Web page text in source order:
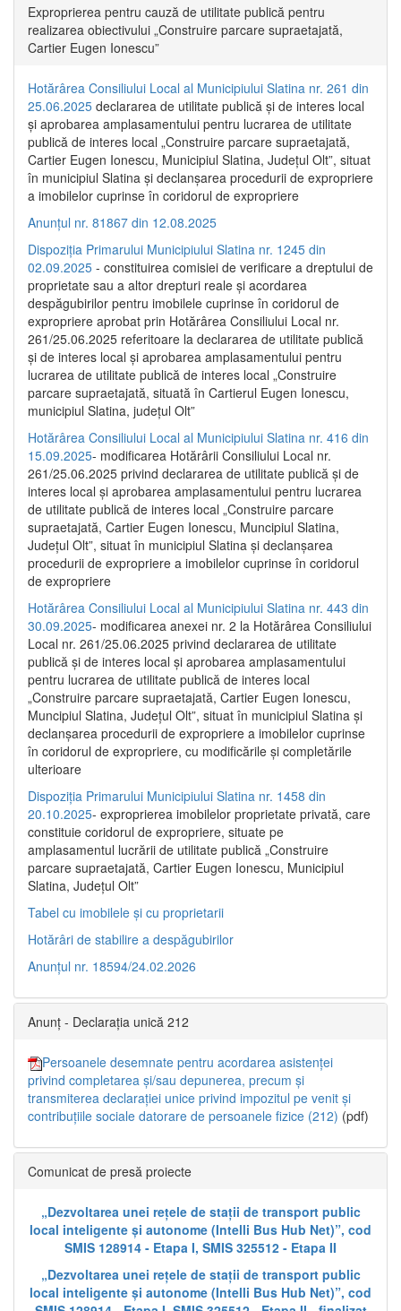
Exproprierea pentru cauză de utilitate publică pentru
realizarea obiectivului „Construire parcare supraetajată,
Cartier Eugen Ionescu”
Hotărârea Consiliului Local al Municipiului Slatina nr. 261 din
25.06.2025 declararea de utilitate publică și de interes local
și aprobarea amplasamentului pentru lucrarea de utilitate
publică de interes local „Construire parcare supraetajată,
Cartier Eugen Ionescu, Municipiul Slatina, Județul Olt”, situat
în municipiul Slatina și declanșarea procedurii de expropriere
a imobilelor cuprinse în coridorul de expropriere
Anunțul nr. 81867 din 12.08.2025
Dispoziția Primarului Municipiului Slatina nr. 1245 din
02.09.2025 - constituirea comisiei de verificare a dreptului de
proprietate sau a altor drepturi reale și acordarea
despăgubirilor pentru imobilele cuprinse în coridorul de
expropriere aprobat prin Hotărârea Consiliului Local nr.
261/25.06.2025 referitoare la declararea de utilitate publică
și de interes local și aprobarea amplasamentului pentru
lucrarea de utilitate publică de interes local „Construire
parcare supraetajată, situată în Cartierul Eugen Ionescu,
municipiul Slatina, județul Olt”
Hotărârea Consiliului Local al Municipiului Slatina nr. 416 din
15.09.2025- modificarea Hotărârii Consiliului Local nr.
261/25.06.2025 privind declararea de utilitate publică și de
interes local și aprobarea amplasamentului pentru lucrarea
de utilitate publică de interes local „Construire parcare
supraetajată, Cartier Eugen Ionescu, Muncipiul Slatina,
Județul Olt”, situat în municipiul Slatina și declanșarea
procedurii de expropriere a imobilelor cuprinse în coridorul
de expropriere
Hotărârea Consiliului Local al Municipiului Slatina nr. 443 din
30.09.2025- modificarea anexei nr. 2 la Hotărârea Consiliului
Local nr. 261/25.06.2025 privind declararea de utilitate
publică şi de interes local şi aprobarea amplasamentului
pentru lucrarea de utilitate publică de interes local
„Construire parcare supraetajată, Cartier Eugen Ionescu,
Muncipiul Slatina, Judeţul Olt”, situat în municipiul Slatina şi
declanşarea procedurii de expropriere a imobilelor cuprinse
în coridorul de expropriere, cu modificările şi completările
ulterioare
Dispoziția Primarului Municipiului Slatina nr. 1458 din
20.10.2025- exproprierea imobilelor proprietate privată, care
constituie coridorul de expropriere, situate pe
amplasamentul lucrării de utilitate publică „Construire
parcare supraetajată, Cartier Eugen Ionescu, Municipiul
Slatina, Județul Olt”
Tabel cu imobilele și cu proprietarii
Hotărâri de stabilire a despăgubirilor
Anunțul nr. 18594/24.02.2026
Anunț - Declarația unică 212
Persoanele desemnate pentru acordarea asistenței
privind completarea și/sau depunerea, precum și
transmiterea declarației unice privind impozitul pe venit și
contribuțiile sociale datorare de persoanele fizice (212) (pdf)
Comunicat de presă proiecte
„Dezvoltarea unei rețele de stații de transport public
local inteligente și autonome (Intelli Bus Hub Net)”, cod
SMIS 128914 - Etapa I, SMIS 325512 - Etapa II
„Dezvoltarea unei rețele de stații de transport public
local inteligente și autonome (Intelli Bus Hub Net)”, cod